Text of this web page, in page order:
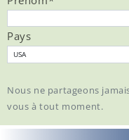
Pays
Nous ne partageons
vous à tout moment.